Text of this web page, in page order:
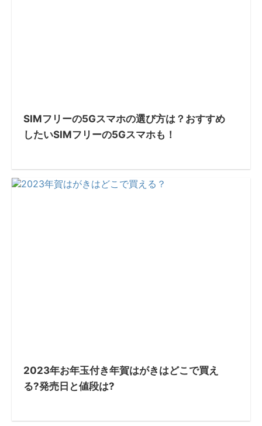
SIMフリーの5Gスマホの選び方は？おすすめ
したいSIMフリーの5Gスマホも！
2023年お年玉付き年賀はがきはどこで買え
る?発売日と値段は?